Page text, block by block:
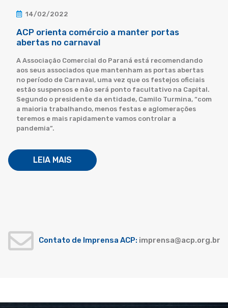
14/02/2022
ACP orienta comércio a manter portas
abertas no carnaval
A Associação Comercial do Paraná está recomendando
aos seus associados que mantenham as portas abertas
no período de Carnaval, uma vez que os festejos oficiais
estão suspensos e não será ponto facultativo na Capital.
Segundo o presidente da entidade, Camilo Turmina, “com
a maioria trabalhando, menos festas e aglomerações
teremos e mais rapidamente vamos controlar a
pandemia”.
LEIA MAIS
Contato de Imprensa ACP: imprensa@acp.org.br